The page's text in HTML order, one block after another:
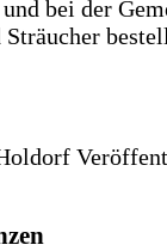
bei der